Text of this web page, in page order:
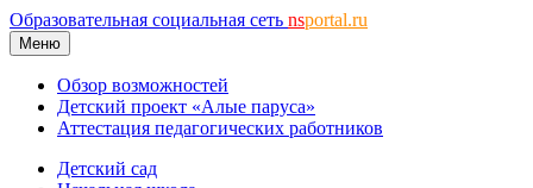
Образовательная социальная сеть nsportal.ru
Меню
Обзор возможностей
Детский проект «Алые паруса»
Аттестация педагогических работников
Детский сад